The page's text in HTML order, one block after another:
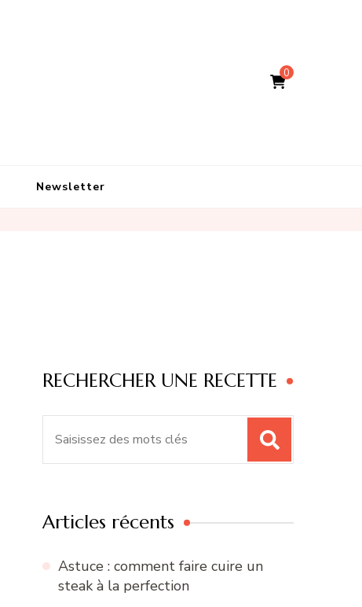
0
Newsletter
RECHERCHER UNE RECETTE
Articles récents
Astuce : comment faire cuire un
steak à la perfection